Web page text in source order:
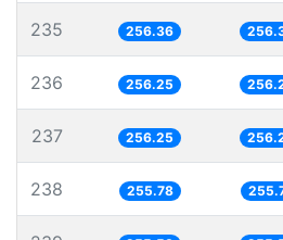
235 256.36
236 256.25
237 256.25
238 255.78